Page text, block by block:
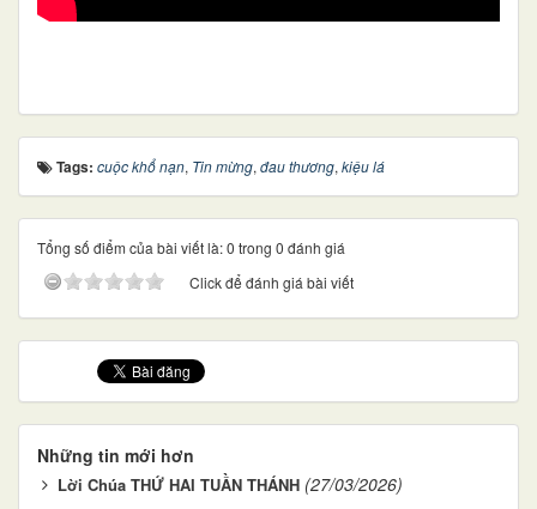
Tags: cuộc khổ nạn, Tin mừng, đau thương, kiệu lá
Tổng số điểm của bài viết là: 0 trong 0 đánh giá
Click để đánh giá bài viết
Những tin mới hơn
Lời Chúa THỨ HAI TUẦN THÁNH (27/03/2026)